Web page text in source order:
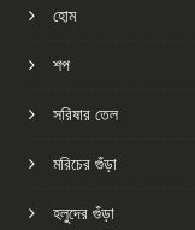
হোম
শপ
সরিষার তেল
মরিচের গুঁড়া
হলুদের গুঁড়া